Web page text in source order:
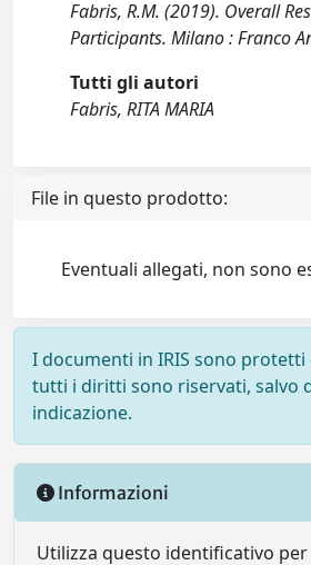
Fabris, R.M. (2019). Overall
Participants. Milano : Franco
Tutti gli autori
Fabris, RITA MARIA
File in questo prodotto:
Eventuali allegati, non sono
I documenti in IRIS sono
tutti i diritti sono riservati, salvo
indicazione.
Informazioni
Utilizza questo identificativo